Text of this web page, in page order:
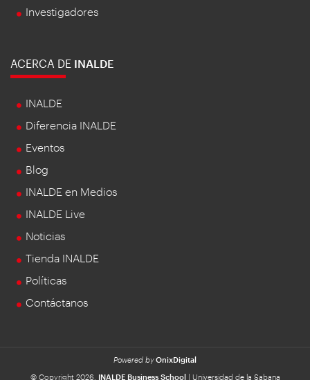
Investigadores
ACERCA DE INALDE
INALDE
Diferencia INALDE
Eventos
Blog
INALDE en Medios
INALDE Live
Noticias
Tienda INALDE
Políticas
Contáctanos
Powered by OnixDigital
© Copyright 2026.
INALDE Business School| Universidad de la Sabana